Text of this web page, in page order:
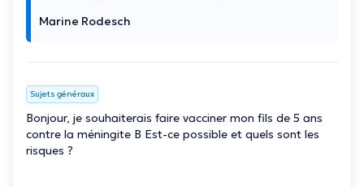
Marine Rodesch
Sujets généraux
Bonjour, je souhaiterais faire vacciner mon fils de 5 ans
contre la méningite B Est-ce possible et quels sont les
risques ?